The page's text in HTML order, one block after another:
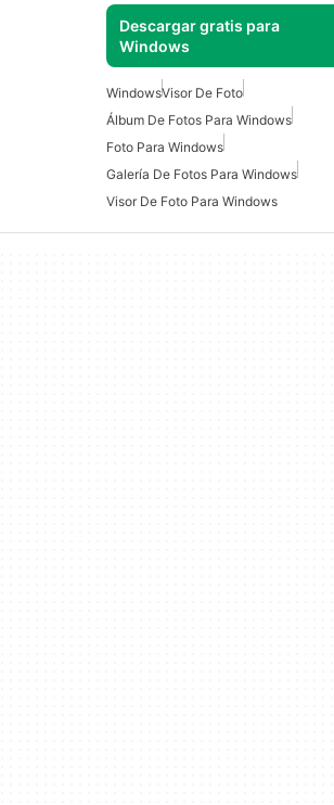
Descargar gratis para
Windows
WindowsVisor De Foto
Álbum De Fotos Para Windows
Foto Para Windows
Galería De Fotos Para Windows
Visor De Foto Para Windows